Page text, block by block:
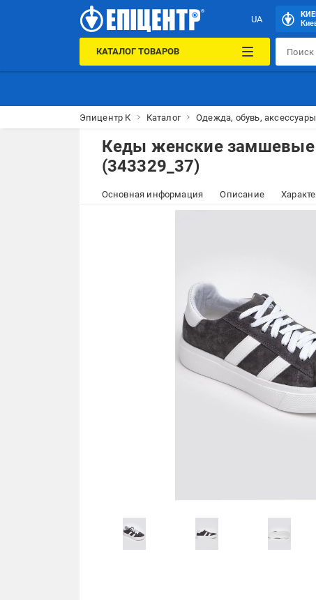
UA
КАТАЛОГ ТОВАРОВ
Эпицентр К Каталог Одежда, обувь, аксессуары
Кеды женские замшевые
(343329_37)
Основная информация Описание